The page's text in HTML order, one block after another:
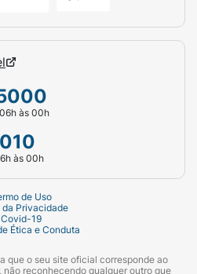
às 00h
às 00h
de Uso
da Privacidade
Covid-19
Ética e Conduta
que o seu site oficial corresponde ao
reconhecendo qualquer outro que